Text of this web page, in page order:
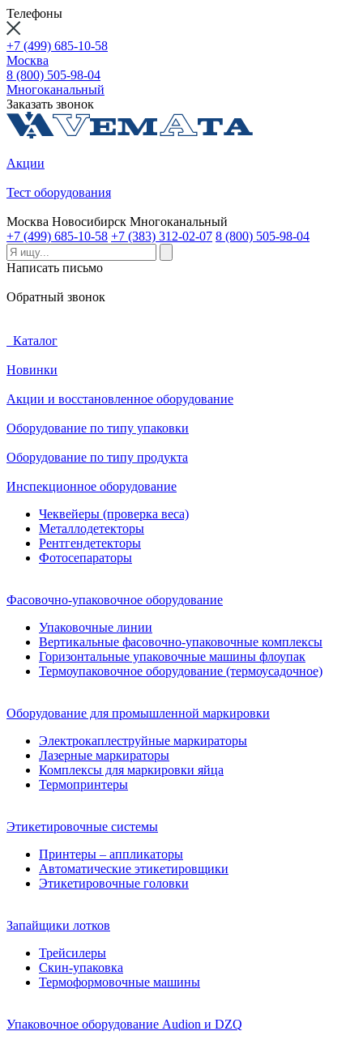
Телефоны
+7 (499) 685-10-58
Москва
8 (800) 505-98-04
Многоканальный
Заказать звонок
Акции
Тест оборудования
Москва Новосибирск Многоканальный
+7 (499) 685-10-58 +7 (383) 312-02-07 8 (800) 505-98-04
Написать письмо
Обратный звонок
Каталог
Новинки
Акции и восстановленное оборудование
Оборудование по типу упаковки
Оборудование по типу продукта
Инспекционное оборудование
Чеквейеры (проверка веса)
Металлодетекторы
Рентгендетекторы
Фотосепараторы
Фасовочно-упаковочное оборудование
Упаковочные линии
Вертикальные фасовочно-упаковочные комплексы
Горизонтальные упаковочные машины флоупак
Термоупаковочное оборудование (термоусадочное)
Оборудование для промышленной маркировки
Электрокаплеструйные маркираторы
Лазерные маркираторы
Комплексы для маркировки яйца
Термопринтеры
Этикетировочные системы
Принтеры – аппликаторы
Автоматические этикетировщики
Этикетировочные головки
Запайщики лотков
Трейсилеры
Скин-упаковка
Термоформовочные машины
Упаковочное оборудование Audion и DZQ